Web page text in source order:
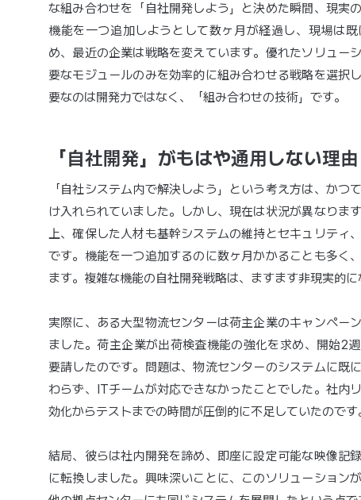
な組み合わせを「自社開発しよう」と決めた瞬間、現実
機能を一つ追加しようとして数ヶ月が経過し、現場は
め、最近の企業は戦略を変えています。優れたソリュー
要なモジュールのみを効率的に組み合わせる戦略を選択
要なのは開発力ではなく、「組み合わせの技術」です。
「自社開発」がもはや通用しない理由
「自社システム内で解決しよう」という考え方は、かつ
け入れられていました。しかし、現在は状況が異なりま
上、確保した人材も基幹システムの維持とセキュリティ
です。機能を一つ追加するのに数ヶ月かかることも多く
ます。複雑な機能の自社開発戦略は、ますます非現実的に
実際に、ある大型物流センターは荷主企業のキャンペー
ました。荷主企業が出荷検査機能の強化を求め、開始2
要請したのです。問題は、物流センターのシステムに既
わらず、ITチームが対応できなかったことでした。社内
効化からテストまでの時間が圧倒的に不足していたのです
結局、彼らは社内開発を諦め、即座に設定可能な映像記
に転換しました。興味深いことに、このソリューション